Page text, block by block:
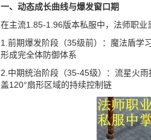
一、动态成长曲线与爆发窗口期
在主流1.85-1.96版本私服中，法师职业
1.前期爆发阶段（35级前）：魔法盾学
形成完全体防御体系
2.中期统治阶段（35-45级）：流星火
盖120°扇形区域的持续控制链